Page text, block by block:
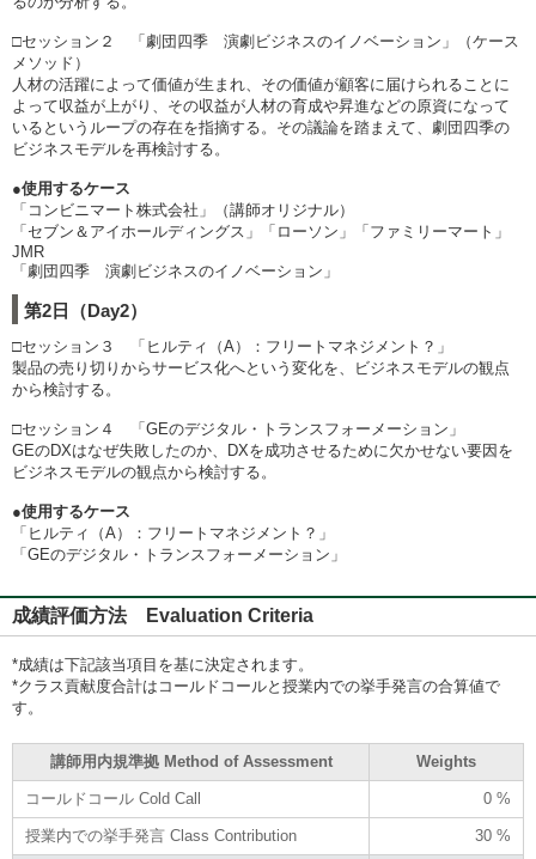
□セッション２ 「劇団四季 演劇ビジネスのイノベーション」（ケース
メソッド）
人材の活躍によって価値が生まれ、その価値が顧客に届けられることに
よって収益が上がり、その収益が人材の育成や昇進などの原資になって
いるというループの存在を指摘する。その議論を踏まえて、劇団四季の
ビジネスモデルを再検討する。
●使用するケース
「コンビニマート株式会社」（講師オリジナル）
「セブン＆アイホールディングス」「ローソン」「ファミリーマート」
JMR
「劇団四季 演劇ビジネスのイノベーション」
第2日（Day2）
□セッション３ 「ヒルティ（A）：フリートマネジメント？」
製品の売り切りからサービス化へという変化を、ビジネスモデルの観点
から検討する。
□セッション４ 「GEのデジタル・トランスフォーメーション」
GEのDXはなぜ失敗したのか、DXを成功させるために欠かせない要因を
ビジネスモデルの観点から検討する。
●使用するケース
「ヒルティ（A）：フリートマネジメント？」
「GEのデジタル・トランスフォーメーション」
成績評価方法 Evaluation Criteria
*成績は下記該当項目を基に決定されます。
*クラス貢献度合計はコールドコールと授業内での挙手発言の合算値で
す。
講師用内規準拠 Method of Assessment Weights
コールドコール Cold Call 0 %
授業内での挙手発言 Class Contribution 30 %